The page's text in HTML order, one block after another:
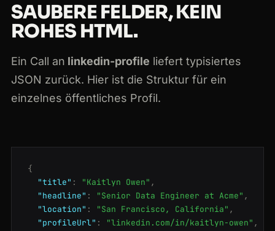
SAUBERE FELDER, KEIN
ROHES HTML.
Ein Call an linkedin-profile liefert typisiertes
JSON zurück. Hier ist die Struktur für ein
einzelnes öffentliches Profil.
{
"title" : "Kaitlyn Owen" ,
"headline" : "Senior Data Engineer at Acme" ,
"location" : "San Francisco, California" ,
"profileUrl" : "linkedin.com/in/kaitlyn-owen" ,